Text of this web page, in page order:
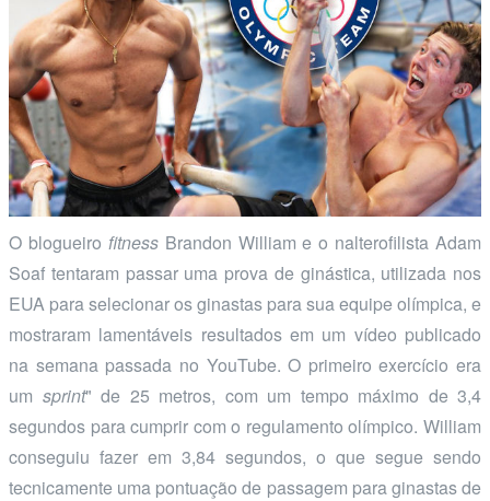
O blogueiro fitnessBrandon William e o nalterofilista Adam
Soaf tentaram passar uma prova de ginástica, utilizada nos
EUA para selecionar os ginastas para sua equipe olímpica, e
mostraram lamentáveis resultados em um vídeo publicado
na semana passada no YouTube. O primeiro exercício era
um sprint" de 25 metros, com um tempo máximo de 3,4
segundos para cumprir com o regulamento olímpico. William
conseguiu fazer em 3,84 segundos, o que segue sendo
tecnicamente uma pontuação de passagem para ginastas de